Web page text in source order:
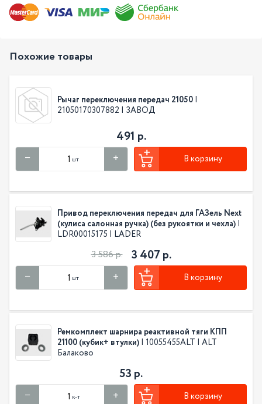
Похожие товары
Рычаг переключения передач 21050 |
21050170307882 | ЗАВОД
491 р.
шт В корзину
Привод переключения передач для ГАЗель Next
(кулиса салонная ручка) (без рукоятки и чехла) |
LDR00015175 | LADER
3 586 р. 3 407 р.
шт В корзину
Ремкомплект шарнира реактивной тяги КПП
21100 (кубик+ втулки) | 10055455ALT | ALT
Балаково
53 р.
к-т В корзину